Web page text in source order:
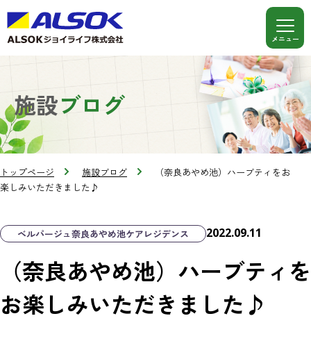
施設ブログ
トップページ 施設ブログ
（奈良あやめ池）ハーブティをお
楽しみいただきました♪
ベルパージュ奈良あやめ池ケアレジデンス 2022.09.11
（奈良あやめ池）ハーブティを
お楽しみいただきました♪